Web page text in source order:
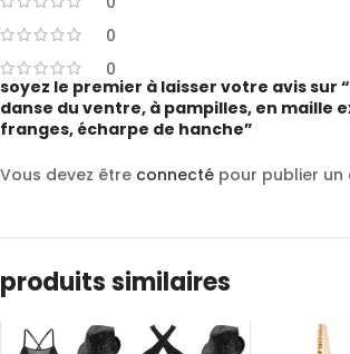
0
0
soyez le premier à laisser votre avis sur
danse du ventre, à pampilles, en maille
franges, écharpe de hanche”
Vous devez être connecté pour publier un
produits similaires